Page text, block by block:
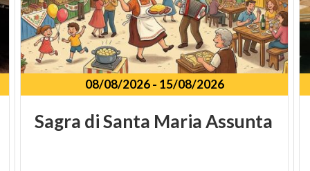
08/08/2026- 15/08/2026
Sagra diSanta MariaAssunta